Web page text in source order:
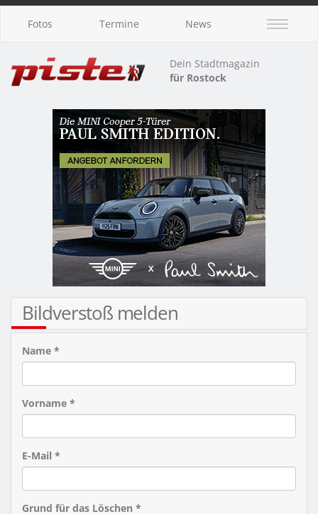
Fotos Termine News
Dein Stadtmagazin
für Rostock
Bildverstoß melden
Name *
Vorname *
E-Mail *
Grund für das Löschen *